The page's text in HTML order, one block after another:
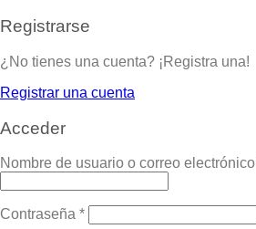
Registrarse
¿No tienes una cuenta? ¡Registra una!
Registrar una cuenta
Acceder
Nombre de usuario o correo electrónico
Contraseña *